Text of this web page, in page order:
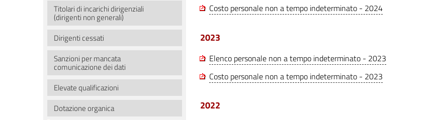
Titolari di incarichi dirigenziali
(dirigenti non generali)
Dirigenti cessati
Sanzioni per mancata
comunicazione dei dati
Elevate qualificazioni
Dotazione organica
Costo personale non a tempo indeterminato - 2024
2023
Elenco personale non a tempo indeterminato - 2023
Costo personale non a tempo indeterminato - 2023
2022